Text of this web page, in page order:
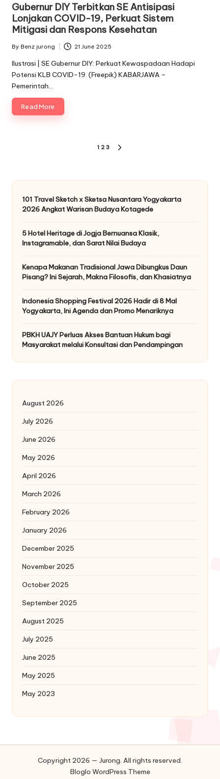
Gubernur DIY Terbitkan SE Antisipasi
Lonjakan COVID-19, Perkuat Sistem
Mitigasi dan Respons Kesehatan
Posted
by
By Benz jurong 21 June 2025
Ilustrasi | SE Gubernur DIY: Perkuat Kewaspadaan Hadapi
Potensi KLB COVID-19. (Freepik) KABARJAWA –
Pemerintah…
Read More
1 2 3
101 Travel Sketch x Sketsa Nusantara Yogyakarta
2026 Angkat Warisan Budaya Kotagede
5 Hotel Heritage di Jogja Bernuansa Klasik,
Instagramable, dan Sarat Nilai Budaya
Kenapa Makanan Tradisional Jawa Dibungkus Daun
Pisang? Ini Sejarah, Makna Filosofis, dan Khasiatnya
Indonesia Shopping Festival 2026 Hadir di 8 Mal
Yogyakarta, Ini Agenda dan Promo Menariknya
PBKH UAJY Perluas Akses Bantuan Hukum bagi
Masyarakat melalui Konsultasi dan Pendampingan
August 2026
July 2026
June 2026
May 2026
April 2026
March 2026
February 2026
January 2026
December 2025
November 2025
October 2025
September 2025
August 2025
July 2025
June 2025
May 2025
May 2023
Copyright 2026 — Jurong. All rights reserved.
Bloglo WordPress Theme